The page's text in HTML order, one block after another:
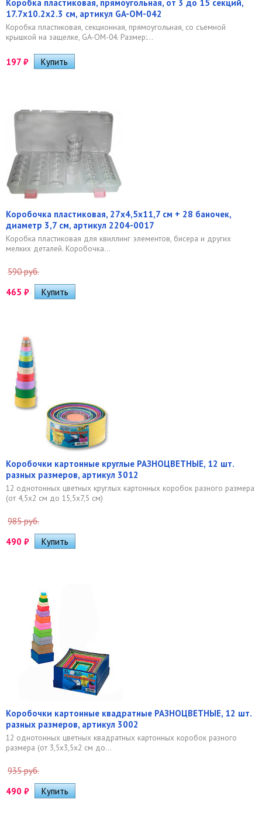
Коробка пластиковая, прямоугольная, от 3 до 15 секций,
17.7x10.2x2.3 см, артикул GA-OM-042
Коробка пластиковая, секционная, прямоугольная, со съемной
крышкой на защелке, GA-OM-04. Размер:...
197 ₽
Коробочка пластиковая, 27х4,5х11,7 см + 28 баночек,
диаметр 3,7 см, артикул 2204-0017
Коробка пластиковая для квиллинг элементов, бисера и других
мелких деталей. Коробочка...
590 руб.
465 ₽
Коробочки картонные круглые РАЗНОЦВЕТНЫЕ, 12 шт.
разных размеров, артикул 3012
12 однотонных цветных круглых картонных коробок разного размера
(от 4,5х2 см до 15,5х7,5 см)
985 руб.
490 ₽
Коробочки картонные квадратные РАЗНОЦВЕТНЫЕ, 12 шт.
разных размеров, артикул 3002
12 однотонных цветных квадратных картонных коробок разного
размера (от 3,5х3,5х2 см до...
935 руб.
490 ₽